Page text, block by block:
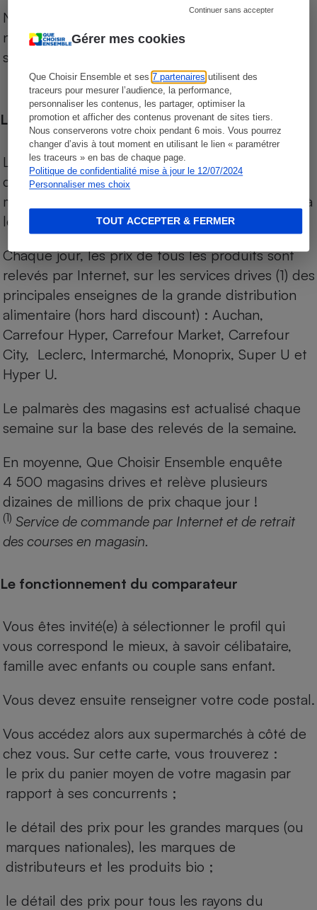
Gérer mes cookies
Que Choisir Ensemble et ses7 partenaires utilisent des
traceurs pour mesurer l’audience, la performance,
personnaliser les contenus, les partager, optimiser la
promotion et afficher des contenus provenant de sites tiers.
Nous conserverons votre choix pendant 6 mois. Vous pourrez
changer d’avis à tout moment en utilisant le lien « paramétrer
les traceurs » en bas de chaque page.
Politique de confidentialité mise à jour le 12/07/2024
Personnaliser mes choix
Continuer sans accepter
TOUT ACCEPTER & FERMER
Notre comparateur de supermarchés propose le
niveau de prix des supermarchés, géolocalisés
sur le territoire français.
Les comparaisons de prix
Les comparaisons sont réalisées sur l’ensemble
des produits des magasins. Les produits de
marques de distributeurs (MDD) sont comparés à
leurs équivalents chez leurs concurrents.
Chaque jour, les prix de tous les produits sont
relevés par Internet, sur les services drives (1) des
principales enseignes de la grande distribution
alimentaire (hors hard discount) : Auchan,
Carrefour Hyper, Carrefour Market, Carrefour
City, Leclerc, Intermarché, Monoprix, Super U et
Hyper U.
Le palmarès des magasins est actualisé chaque
semaine sur la base des relevés de la semaine.
En moyenne, Que Choisir Ensemble enquête
4 500 magasins drives et relève plusieurs
dizaines de millions de prix chaque jour !
(1) Service de commande par Internet et de retrait
des courses en magasin.
Le fonctionnement du comparateur
Vous êtes invité(e) à sélectionner le profil qui
vous correspond le mieux, à savoir célibataire,
famille avec enfants ou couple sans enfant.
Vous devez ensuite renseigner votre code postal.
Vous accédez alors aux supermarchés à côté de
chez vous. Sur cette carte, vous trouverez :
le prix du panier moyen de votre magasin par
rapport à ses concurrents ;
le détail des prix pour les grandes marques (ou
marques nationales), les marques de
distributeurs et les produits bio ;
le détail des prix pour tous les rayons du